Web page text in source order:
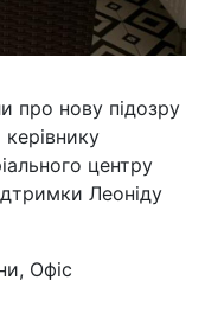
про нову підозру
центру
Леоніду
Офіс